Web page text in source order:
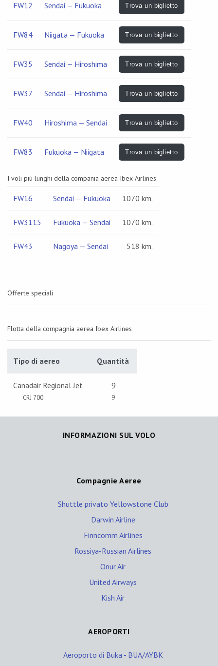
FW12 Sendai — Fukuoka Trova un biglietto
FW84 Niigata — Fukuoka Trova un biglietto
FW35 Sendai — Hiroshima Trova un biglietto
FW37 Sendai — Hiroshima Trova un biglietto
FW40 Hiroshima — Sendai Trova un biglietto
FW83 Fukuoka — Niigata Trova un biglietto
I voli più lunghi della compania aerea Ibex Airlines
FW16 Sendai — Fukuoka 1070 km.
FW3115 Fukuoka — Sendai 1070 km.
FW43 Nagoya — Sendai 518 km.
Offerte speciali
Flotta della compagnia aerea Ibex Airlines
Tipo di aereo Quantità
Canadair Regional Jet
CRJ 700
9
9
INFORMAZIONI SUL VOLO
Compagnie Aeree
Shuttle privato Yellowstone Club
Darwin Airline
Finncomm Airlines
Rossiya-Russian Airlines
Onur Air
United Airways
Kish Air
AEROPORTI
Aeroporto di Buka - BUA/AYBK